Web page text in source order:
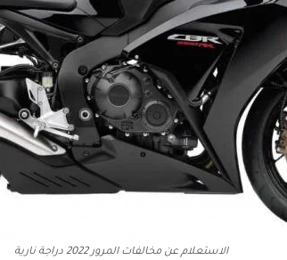
الاستعلام عن مخالفات المرور 2022 دراجة نارية